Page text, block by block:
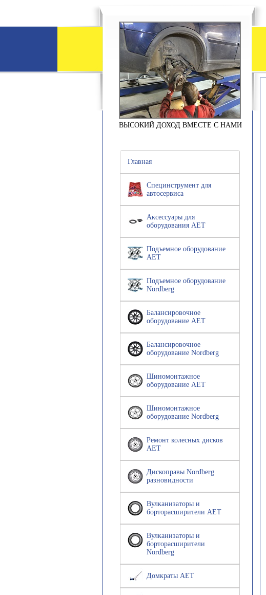
ВЫСОКИЙ ДОХОД ВМЕСТЕ С НАМИ
Главная
Специнструмент для
автосервиса
Аксессуары для
оборудования АЕТ
Подъемное оборудование
AET
Подъемное оборудование
Nordberg
Балансировочное
оборудование AET
Балансировочное
оборудование Nordberg
Шиномонтажное
оборудование AET
Шиномонтажное
оборудование Nordberg
Ремонт колесных дисков
AET
Дископравы Nordberg
разновидности
Вулканизаторы и
борторасширители AET
Вулканизаторы и
борторасширители
Nordberg
Домкраты AET